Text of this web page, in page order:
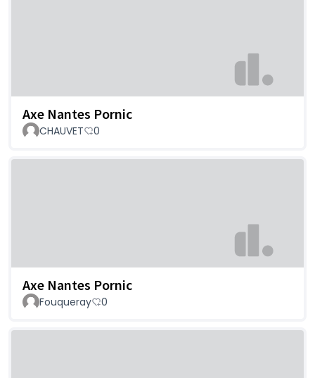
Axe Nantes Pornic
CHAUVET 0
Axe Nantes Pornic
Fouqueray 0